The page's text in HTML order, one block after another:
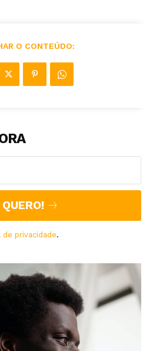
O CONTEÚDO:
QUERO!
de privacidade.